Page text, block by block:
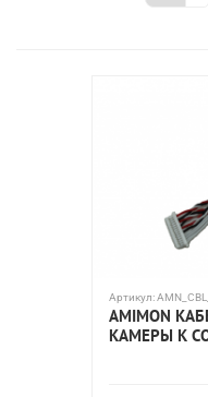
Артикул:
AMIMON
КАМЕРЫ К